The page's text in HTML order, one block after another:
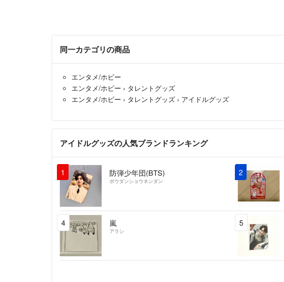
同一カテゴリの商品
エンタメ/ホビー
エンタメ/ホビー › タレントグッズ
エンタメ/ホビー › タレントグッズ › アイドルグッズ
アイドルグッズの人気ブランドランキング
1 防弾少年団(BTS)
ボウダンショウネンダン
2
4 嵐
アラシ
5